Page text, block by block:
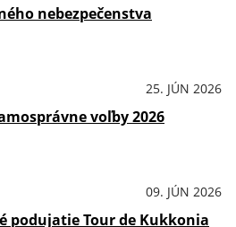
nebezpečenstva
25. JÚN 2026
voľby 2026
09. JÚN 2026
podujatie Tour de Kukkonia